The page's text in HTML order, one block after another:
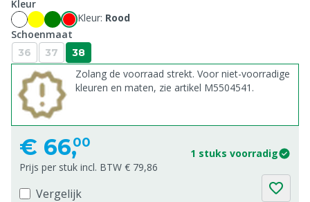
Kleur
Kleur: Rood
Schoenmaat
36 37 38
Zolang de voorraad strekt. Voor niet-voorradige
kleuren en maten, zie artikel M5504541.
€ 66,00
1 stuks voorradig
Prijs per stuk incl. BTW € 79,86
Vergelijk